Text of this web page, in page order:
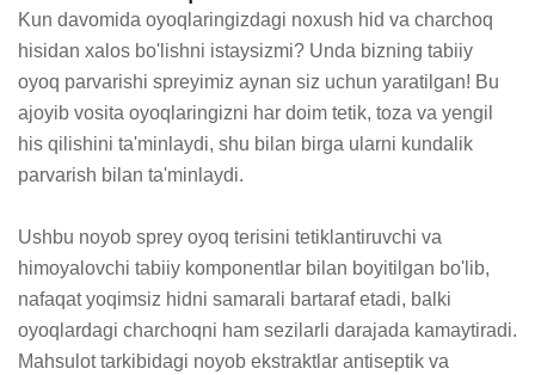
Kun davomida oyoqlaringizdagi noxush hid va charchoq
hisidan xalos bo'lishni istaysizmi? Unda bizning tabiiy
oyoq parvarishi spreyimiz aynan siz uchun yaratilgan! Bu
ajoyib vosita oyoqlaringizni har doim tetik, toza va yengil
his qilishini ta'minlaydi, shu bilan birga ularni kundalik
parvarish bilan ta'minlaydi.
Ushbu noyob sprey oyoq terisini tetiklantiruvchi va
himoyalovchi tabiiy komponentlar bilan boyitilgan bo'lib,
nafaqat yoqimsiz hidni samarali bartaraf etadi, balki
oyoqlardagi charchoqni ham sezilarli darajada kamaytiradi.
Mahsulot tarkibidagi noyob ekstraktlar antiseptik va